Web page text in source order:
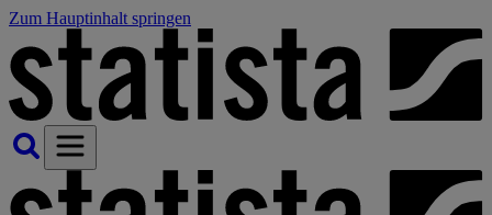
Zum Hauptinhalt springen